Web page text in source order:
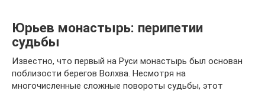
Юрьев монастырь: перипетии
судьбы
Известно, что первый на Руси монастырь был основан
поблизости берегов Волхва. Несмотря на
многочисленные сложные повороты судьбы, этот